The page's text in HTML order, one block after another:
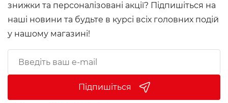
знижки та персоналізовані акції? Підпишіться на
наші новини та будьте в курсі всіх головних подій
у нашому магазині!
Підпишіться